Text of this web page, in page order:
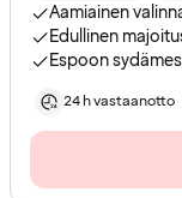
Aamiainen
Edullinen
Espoon
24 h vastaanotto